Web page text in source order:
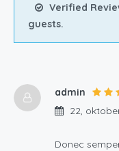
Verified
guests.
admin
22,
Donec